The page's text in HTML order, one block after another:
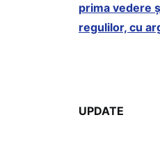
prima vedere
regulilor, cu
UPDATE